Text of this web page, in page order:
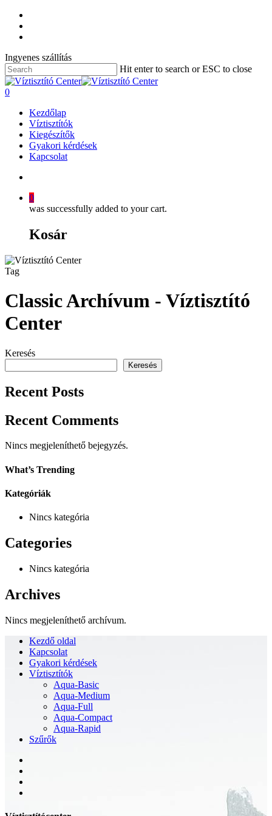
Ingyenes szállítás
Hit enter to search or ESC to close
0
Kezdőlap
Víztisztítók
Kiegészítők
Gyakori kérdések
Kapcsolat
0
was successfully added to your cart.
Kosár
Tag
Classic Archívum - Víztisztító
Center
Keresés
Keresés
Recent Posts
Recent Comments
Nincs megjeleníthető bejegyzés.
What’s Trending
Kategóriák
Nincs kategória
Categories
Nincs kategória
Archives
Nincs megjeleníthető archívum.
Kezdő oldal
Kapcsolat
Gyakori kérdések
Víztisztítók
Aqua-Basic
Aqua-Medium
Aqua-Full
Aqua-Compact
Aqua-Rapid
Szűrők